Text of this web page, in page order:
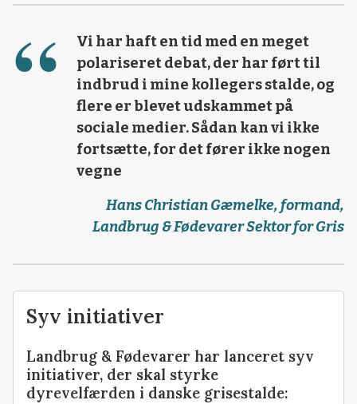
Vi har haft en tid med en meget
polariseret debat, der har ført til
indbrud i mine kollegers stalde, og
flere er blevet udskammet på
sociale medier. Sådan kan vi ikke
fortsætte, for det fører ikke nogen
vegne
Hans Christian Gæmelke, formand,
Landbrug & Fødevarer Sektor for Gris
Syv initiativer
Landbrug & Fødevarer har lanceret syv
initiativer, der skal styrke
dyrevelfærden i danske grisestalde: